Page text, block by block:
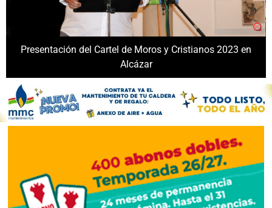
Presentación del Cartel de Moros y Cristianos 2023 en
Alcázar